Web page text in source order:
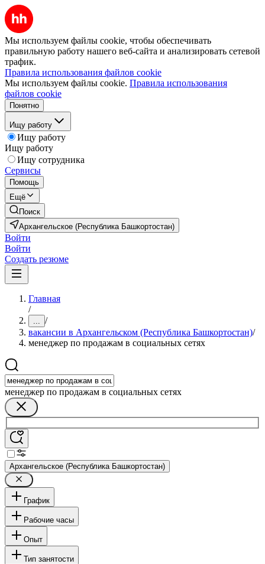
Мы используем файлы cookie, чтобы обеспечивать
правильную работу нашего веб-сайта и анализировать сетевой
трафик.
Правила использования файлов cookie
Мы используем файлы cookie. Правила использования
файлов cookie
Понятно
Ищу работу
Ищу работу
Ищу работу
Ищу сотрудника
Сервисы
Помощь
Ещё
Поиск
Архангельское (Республика Башкортостан)
Войти
Войти
Создать резюме
Главная
/
... /
вакансии в Архангельском (Республика Башкортостан)/
менеджер по продажам в социальных сетях
менеджер по продажам в социальных сетях
Архангельское (Республика Башкортостан)
График
Рабочие часы
Опыт
Тип занятости